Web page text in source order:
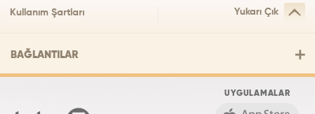
Kullanım Şartları Yukarı Çık
BAĞLANTILAR
UYGULAMALAR